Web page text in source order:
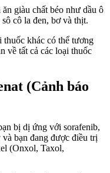
giàu chất béo như dầu ô
cô la đen, bơ và thịt.
thuốc khác có thể tương
về tất cả các loại thuốc
(Cảnh báo
bị dị ứng với sorafenib,
bạn đang được điều trị
(Onxol, Taxol,